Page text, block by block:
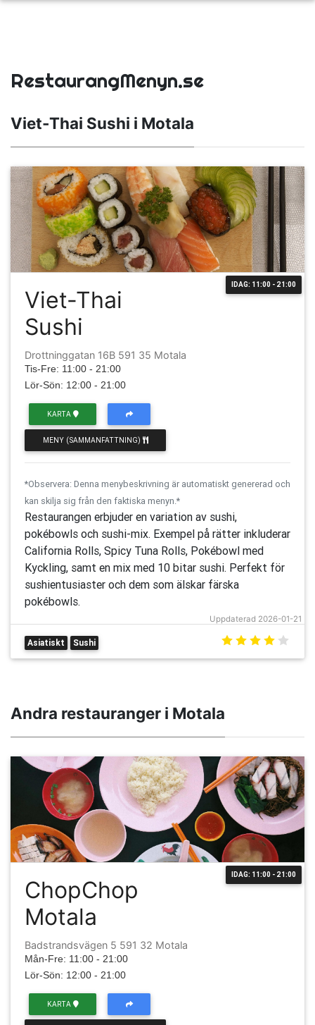
RestaurangMenyn.se
Viet-Thai Sushi i Motala
IDAG: 11:00 - 21:00
Viet-Thai
Sushi
Drottninggatan 16B 591 35 Motala
Tis-Fre: 11:00 - 21:00
Lör-Sön: 12:00 - 21:00
Uppdaterad 2026-01-21
KARTA
MENY (SAMMANFATTNING)
*Observera: Denna menybeskrivning är automatiskt genererad och
kan skilja sig från den faktiska menyn.*
Restaurangen erbjuder en variation av sushi,
pokébowls och sushi-mix. Exempel på rätter inkluderar
California Rolls, Spicy Tuna Rolls, Pokébowl med
Kyckling, samt en mix med 10 bitar sushi. Perfekt för
sushientusiaster och dem som älskar färska
pokébowls.
Asiatiskt Sushi
Andra restauranger i Motala
IDAG: 11:00 - 21:00
ChopChop
Motala
Badstrandsvägen 5 591 32 Motala
Mån-Fre: 11:00 - 21:00
Lör-Sön: 12:00 - 21:00
KARTA